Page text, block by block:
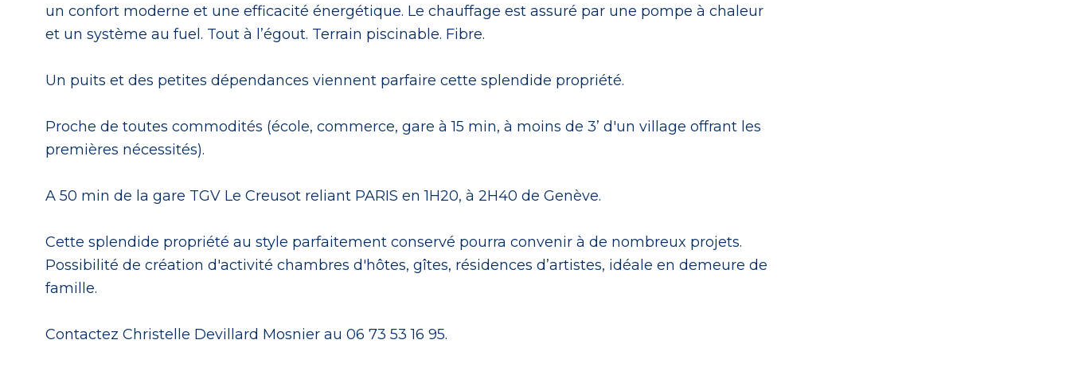
un confort moderne et une efficacité énergétique. Le chauffage est assuré par une pompe à chaleur
et un système au fuel. Tout à l’égout. Terrain piscinable. Fibre.
Un puits et des petites dépendances viennent parfaire cette splendide propriété.
Proche de toutes commodités (école, commerce, gare à 15 min, à moins de 3’ d'un village offrant les
premières nécessités).
A 50 min de la gare TGV Le Creusot reliant PARIS en 1H20, à 2H40 de Genève.
Cette splendide propriété au style parfaitement conservé pourra convenir à de nombreux projets.
Possibilité de création d'activité chambres d'hôtes, gîtes, résidences d’artistes, idéale en demeure de
famille.
Contactez Christelle Devillard Mosnier au 06 73 53 16 95.